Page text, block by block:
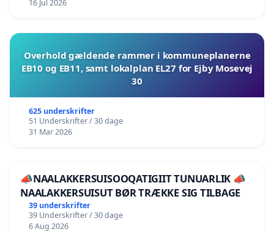
16 Jul 2026
Overhold gældende rammer i kommuneplanerne
EB10 og EB11, samt lokalplan EL27 for Ejby Mosevej
30
625 underskrifter
51 Underskrifter / 30 dage
31 Mar 2026
📣NAALAKKERSUISOOQATIGIIT TUNUARLIK 📣
NAALAKKERSUISUT BØR TRÆKKE SIG TILBAGE
39 underskrifter
39 Underskrifter / 30 dage
6 Aug 2026